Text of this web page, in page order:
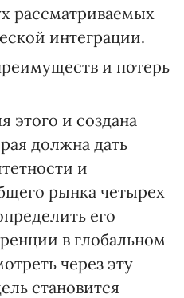
рассматриваемых
интеграции.
и потерь
этого и создана
должна дать
и
рынка четырех
его
в глобальном
через эту
становится